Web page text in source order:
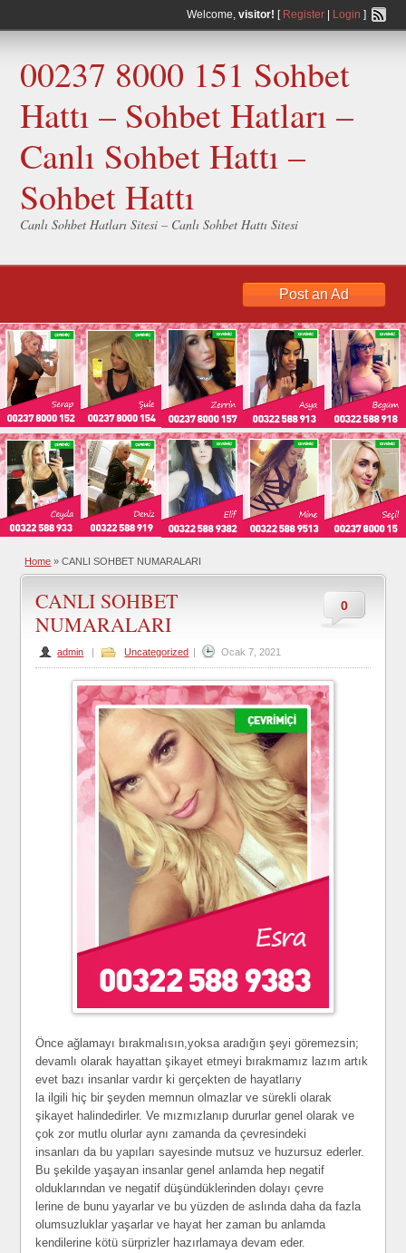
Welcome, visitor! [ Register| Login ]
00237 8000 151 Sohbet
Hattı – Sohbet Hatları –
Canlı Sohbet Hattı –
Sohbet Hattı
Canlı Sohbet Hatları Sitesi – Canlı Sohbet Hattı Sitesi
Post an Ad
Home » CANLI SOHBET NUMARALARI
0
CANLI SOHBET
NUMARALARI
admin | Uncategorized | Ocak 7, 2021
Önce ağlamayı bırakmalısın,yoksa aradığın şeyi göremezsin;
devamlı olarak hayattan şikayet etmeyi bırakmamız lazım artık
evet bazı insanlar vardır ki gerçekten de hayatlarıy
la ilgili hiç bir şeyden memnun olmazlar ve sürekli olarak
şikayet halindedirler. Ve mızmızlanıp dururlar genel olarak ve
çok zor mutlu olurlar aynı zamanda da çevresindeki
insanları da bu yapıları sayesinde mutsuz ve huzursuz ederler.
Bu şekilde yaşayan insanlar genel anlamda hep negatif
olduklarından ve negatif düşündüklerinden dolayı çevre
lerine de bunu yayarlar ve bu yüzden de aslında daha da fazla
olumsuzluklar yaşarlar ve hayat her zaman bu anlamda
kendilerine kötü sürprizler hazırlamaya devam eder.